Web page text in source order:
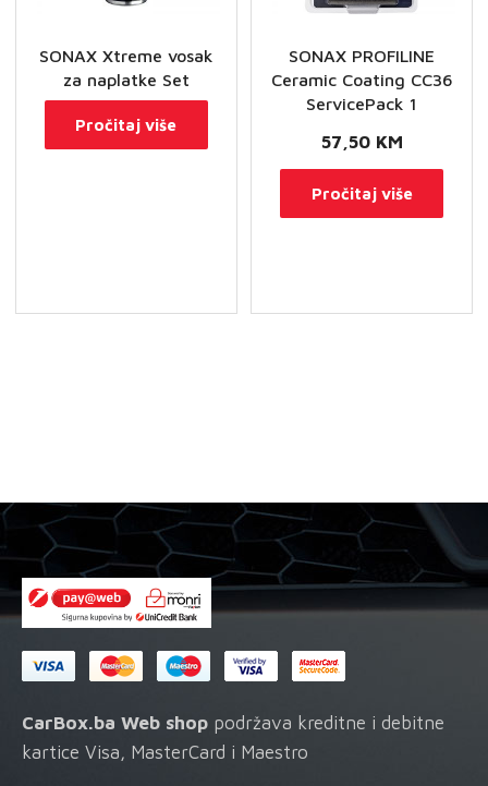
SONAX Xtreme vosak
za naplatke Set
Pročitaj više
SONAX PROFILINE
Ceramic Coating CC36
ServicePack 1
57,50 KM
Pročitaj više
CarBox.ba Web shop podržava kreditne i debitne
kartice Visa, MasterCard i Maestro